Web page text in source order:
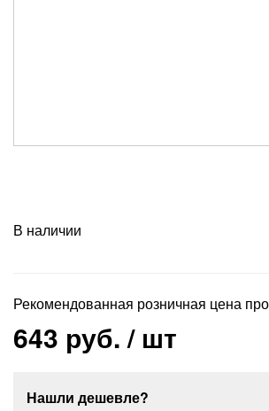
В наличии
Рекомендованная розничная цена
643 руб./ шт
Нашли дешевле?